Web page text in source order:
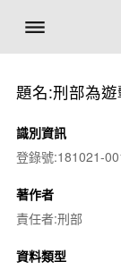
題名:刑部為
識別資訊
登錄號:181021-
著作者
責任者:刑部
資料類型